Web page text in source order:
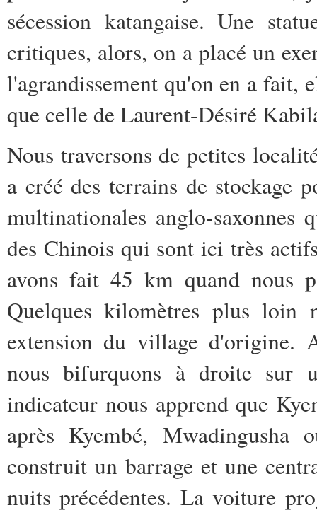
sécession katangaise. Une
critiques, alors, on a placé un
l'agrandissement qu'on en a fait,
que celle de Laurent-Désiré
Nous traversons de petites
a créé des terrains de stockage
multinationales anglo-saxonnes
des Chinois qui sont ici très
avons fait 45 km quand nous
Quelques kilomètres plus loin
extension du village d'origine.
nous bifurquons à droite sur
indicateur nous apprend que
après Kyembé,
construit un barrage et une
nuits précédentes. La voiture